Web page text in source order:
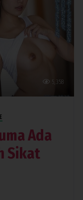
5,358
Ada
Sikat